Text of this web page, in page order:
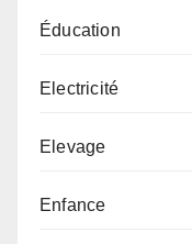
Éducation
Electricité
Elevage
Enfance